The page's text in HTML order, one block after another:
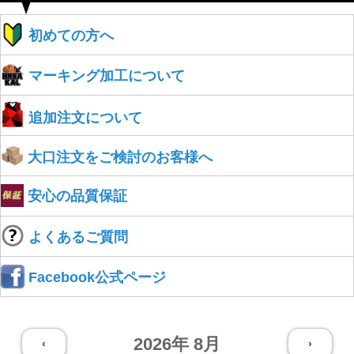
初めての方へ
マーキング加工について
追加注文について
大口注文をご検討のお客様へ
安心の品質保証
よくあるご質問
Facebook公式ページ
‹ 2026年 8月 ›